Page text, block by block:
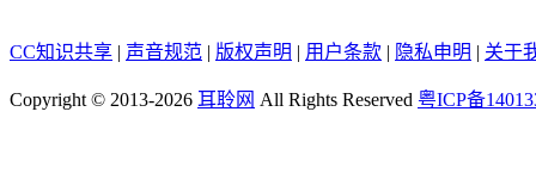
CC知识共享 | 声音规范 | 版权声明 | 用户条款 | 隐私申明 | 关于
Copyright © 2013-2026 耳聆网 All Rights Reserved 粤ICP备